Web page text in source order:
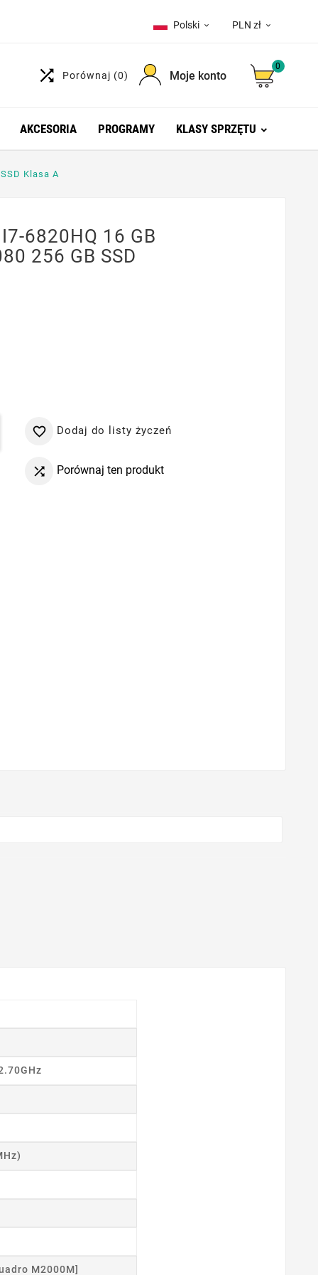
Polski  PLN zł 
 Porównaj (0) Moje konto
0
AKCESORIA PROGRAMY KLASY SPRZĘTU
Klasa A
6820HQ 16 GB
256 GB SSD
 Dodaj do listy życzeń
 Porównaj ten produkt
M2000M]